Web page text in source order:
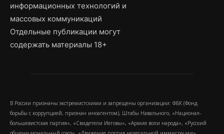
информационных технологий и
массовых коммуникаций
Отдельные публикации могут
содержать материалы 18+
В России признаны экстремистскими и запрещены организации: ФБК (Фонд
борьбы с коррупцией, признан иноагентом), Штабы Навального, «Национал-
большевистская партия», «Свидетели Иеговы», «Армия воли народа», «Русский